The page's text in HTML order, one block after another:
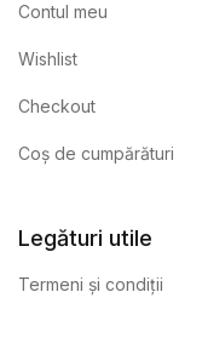
Contul meu
Wishlist
Checkout
Coș de cumpărături
Legături utile
Termeni și condiții